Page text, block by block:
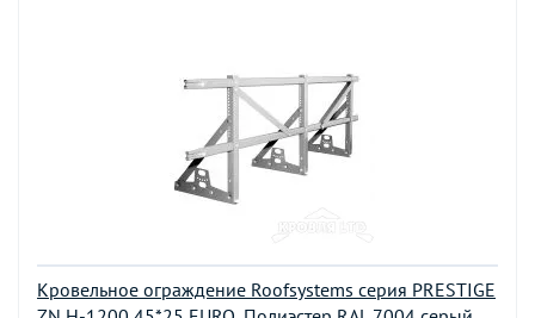
Кровельное ограждение Roofsystems серия PRESTIGE